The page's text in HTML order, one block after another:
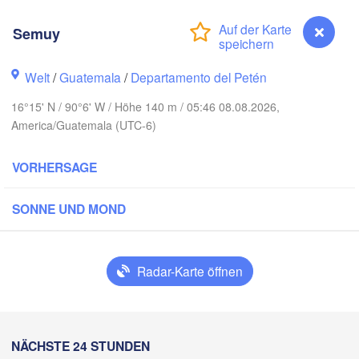
Semuy
Welt/Guatemala /Departamento del Petén
16°15' N / 90°6' W / Höhe 140 m / 05:46 08.08.2026,
America/Guatemala (UTC-6)
VORHERSAGE
SONNE UND MOND
Radar-Karte öffnen
NÄCHSTE 24 STUNDEN
Ciudad del Carmen Chetumal